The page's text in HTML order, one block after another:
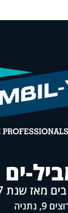
ים
מאז שנת 1957
9, נתניה